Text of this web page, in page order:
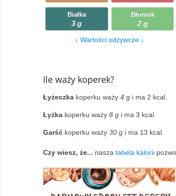
Wczytywanie
Warzywa
Wczytywanie
Białka
3 g
Błonnik
2 g
↓ Wartości odżywcze ↓
Ile waży koperek?
Łyżeczka koperku waży 4 g i ma 2 kcal.
Łyżka koperku waży 8 g i ma 3 kcal.
Garść koperku waży 30 g i ma 13 kcal.
Czy wiesz, że... nasza tabela kalorii